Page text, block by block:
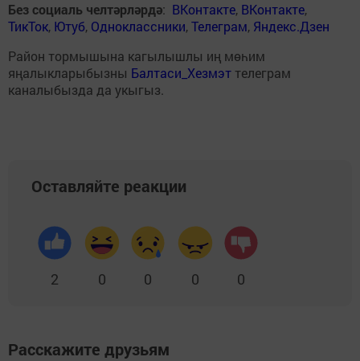
Без социаль челтәрләрдә: ВКонтакте, ВКонтакте,
ТикТок, Ютуб, Одноклассники,Телеграм, Яндекс.Дзен
Район тормышына кагылышлы иң мөһим
яңалыкларыбызны Балтаси_Хезмэт телеграм
каналыбызда да укыгыз.
Оставляйте реакции
2 0 0 0 0
Расскажите друзьям